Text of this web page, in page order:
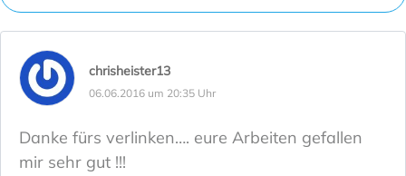
chrisheister13
06.06.2016 um 20:35 Uhr
Danke fürs verlinken…. eure Arbeiten gefallen
mir sehr gut !!!